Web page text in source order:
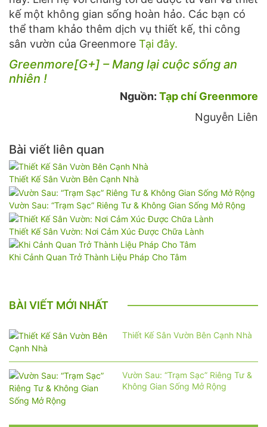
kế một không gian sống hoàn hảo. Các bạn có
thể tham khảo thêm dịch vụ thiết kế, thi công
sân vườn của Greenmore Tại đây.
Greenmore[G+] – Mang lại cuộc sống an
nhiên !
Nguồn: Tạp chí Greenmore
Nguyễn Liên
Bài viết liên quan
Thiết Kế Sân Vườn Bên Cạnh Nhà
Vườn Sau: “Trạm Sạc” Riêng Tư & Không Gian Sống Mở Rộng
Thiết Kế Sân Vườn: Nơi Cảm Xúc Được Chữa Lành
Khi Cảnh Quan Trở Thành Liệu Pháp Cho Tâm
BÀI VIẾT MỚI NHẤT
Thiết Kế Sân Vườn Bên Cạnh Nhà
Vườn Sau: “Trạm Sạc” Riêng Tư &
Không Gian Sống Mở Rộng